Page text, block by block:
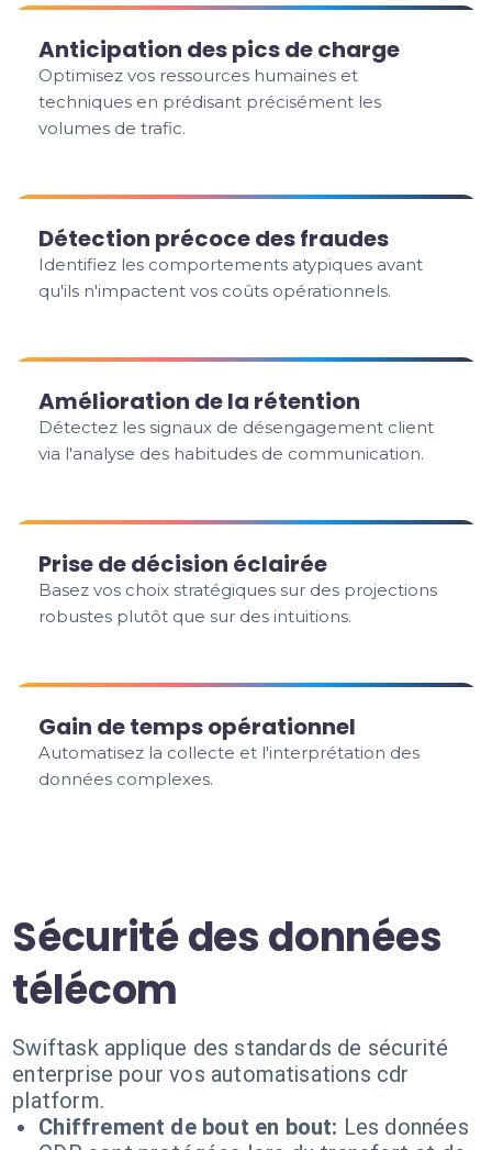
Anticipation des pics de charge
Optimisez vos ressources humaines et
techniques en prédisant précisément les
volumes de trafic.
Détection précoce des fraudes
Identifiez les comportements atypiques avant
qu'ils n'impactent vos coûts opérationnels.
Amélioration de la rétention
Détectez les signaux de désengagement client
via l'analyse des habitudes de communication.
Prise de décision éclairée
Basez vos choix stratégiques sur des projections
robustes plutôt que sur des intuitions.
Gain de temps opérationnel
Automatisez la collecte et l'interprétation des
données complexes.
Sécurité des données
télécom
Swiftask applique des standards de sécurité
enterprise pour vos automatisations cdr
platform.
Chiffrement de bout en bout: Les données